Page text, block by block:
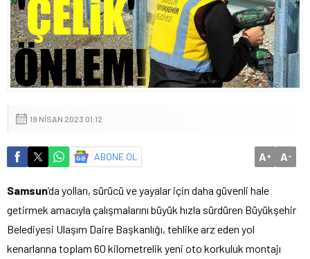
19 NISAN 2023 01:12
ABONE OL A+ A-
Samsun‘da yolları, sürücü ve yayalar için daha güvenli hale
getirmek amacıyla çalışmalarını büyük hızla sürdüren Büyükşehir
Belediyesi Ulaşım Daire Başkanlığı, tehlike arz eden yol
kenarlarına toplam 60 kilometrelik yeni oto korkuluk montajı